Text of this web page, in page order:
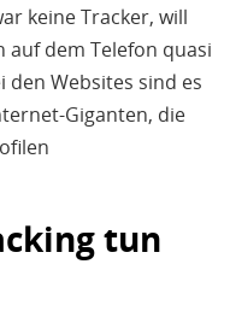
keine Tracker, will
dem Telefon quasi
den Websites sind es
Giganten, die
tun